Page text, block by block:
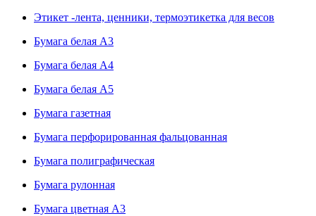
Этикет -лента, ценники, термоэтикетка для весов
Бумага белая А3
Бумага белая А4
Бумага белая А5
Бумага газетная
Бумага перфорированная фальцованная
Бумага полиграфическая
Бумага рулонная
Бумага цветная А3